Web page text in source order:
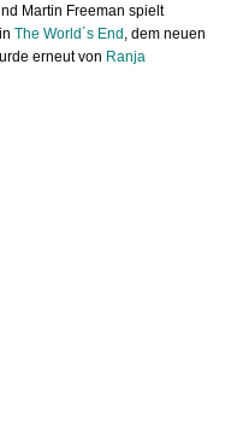
Martin Freeman spielt
inThe World´s End , dem neuen
erneut von Ranja